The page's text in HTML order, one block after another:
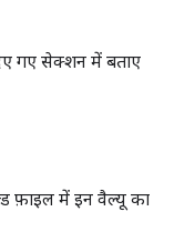
गए सेक्शन में बताए
फ़ाइल में इन वैल्यू का